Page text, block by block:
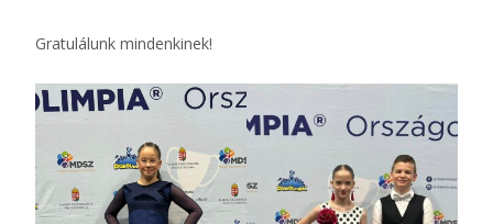
Gratulálunk mindenkinek!